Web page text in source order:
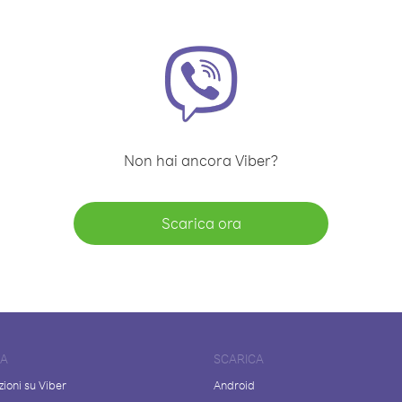
Non hai ancora Viber?
Scarica ora
su Viber
SCARICA
Android